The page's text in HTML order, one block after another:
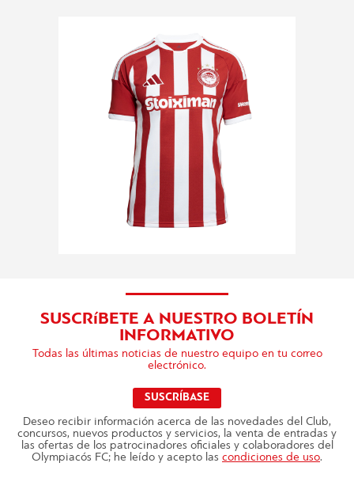
SUSCRíBETE A NUESTRO BOLETÍN
INFORMATIVO
Todas las últimas noticias de nuestro equipo en tu correo
electrónico.
SUSCRÍBASE
Deseo recibir información acerca de las novedades del Club,
concursos, nuevos productos y servicios, la venta de entradas y
las ofertas de los patrocinadores oficiales y colaboradores del
Olympiacós FC; he leído y acepto las condiciones de uso.